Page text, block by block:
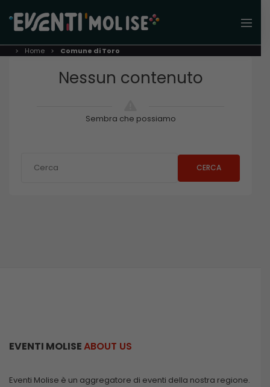
Home Comune di Toro
Nessun contenuto
Sembra che possiamo
CERCA
EVENTI MOLISEABOUT US
Eventi Molise è un aggregatore di eventi della nostra regione.